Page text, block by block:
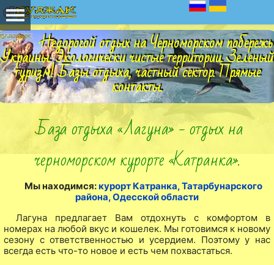
Недорогой отдых на Черноморском
Украины. Экологически чистые территории. Зеленый
туризм! Базы отдыха, частный сектор. Прямые
контакты.
База отдыха «Лагуна» - отдых на
черноморском курорте «Катранка».
Мы находимся:курорт Катранка, Татарбунарского
района, Одесской области
Лагуна предлагает Вам отдохнуть с комфортом в
номерах на любой вкус и кошелек. Мы готовимся к новому
сезону с ответственностью и усердием. Поэтому у нас
всегда есть что-то новое и есть чем похвастаться.